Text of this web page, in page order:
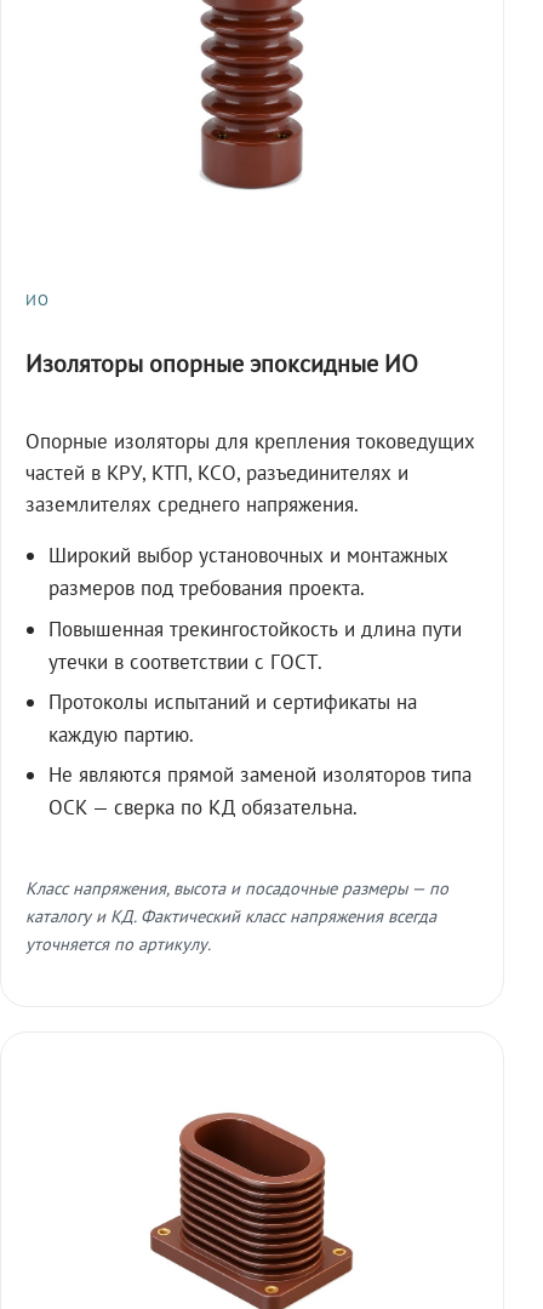
ИО
Изоляторы опорные эпоксидные ИО
Опорные изоляторы для крепления токоведущих
частей в КРУ, КТП, КСО, разъединителях и
заземлителях среднего напряжения.
Широкий выбор установочных и монтажных
размеров под требования проекта.
Повышенная трекингостойкость и длина пути
утечки в соответствии с ГОСТ.
Протоколы испытаний и сертификаты на
каждую партию.
Не являются прямой заменой изоляторов типа
ОСК — сверка по КД обязательна.
Класс напряжения, высота и посадочные размеры — по
каталогу и КД. Фактический класс напряжения всегда
уточняется по артикулу.